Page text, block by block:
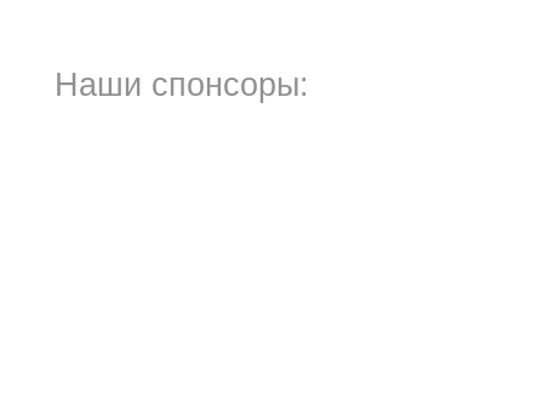
Наши спонсоры: